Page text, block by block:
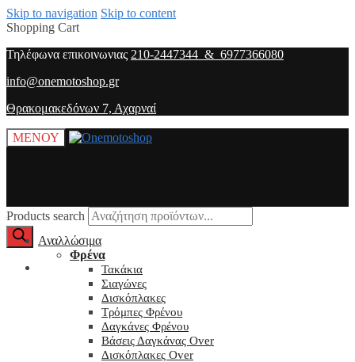
Skip to navigation Skip to content
Shopping Cart
Τηλέφωνα επικοινωνιας 210-2447344 & 6977366080
info@onemotoshop.gr
Θρακομακεδόνων 7, Αχαρναί
ΜΕΝΟΥ
Products search
O λογαριασμός μου
Αναλλώσιμα
Φρένα
Τακάκια
Σιαγώνες
Δισκόπλακες
Τρόμπες Φρένου
Δαγκάνες Φρένου
Βάσεις Δαγκάνας Over
Δισκόπλακες Over